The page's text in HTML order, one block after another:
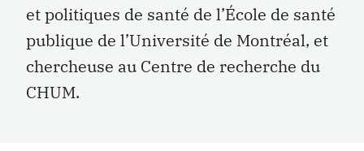
et politiques de santé de l’École de santé
publique de l’Université de Montréal, et
chercheuse au Centre de recherche du
CHUM.